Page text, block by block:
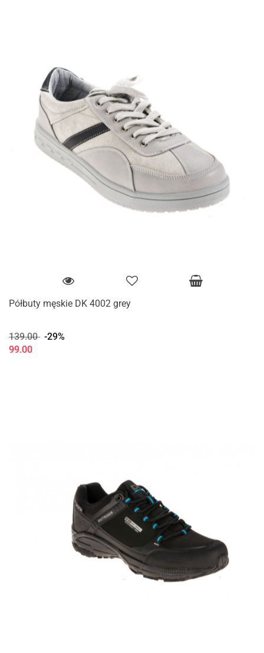
Półbuty męskie DK 4002 grey
139.00 -29%
99.00